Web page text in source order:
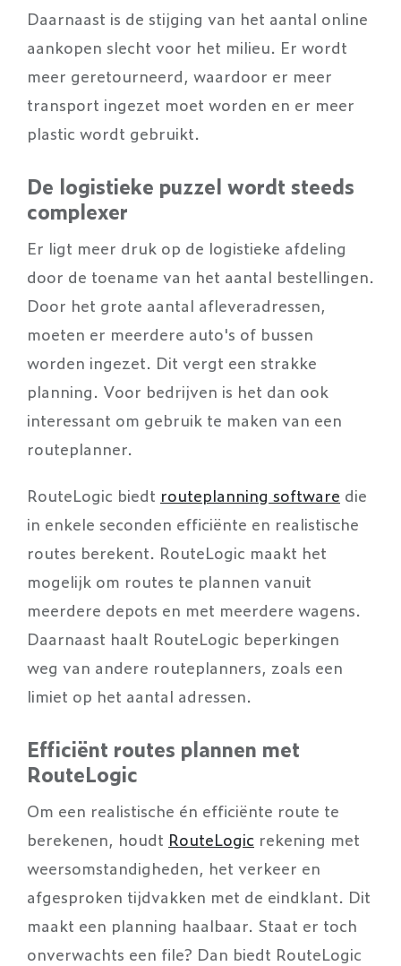
Daarnaast is de stijging van het aantal online
aankopen slecht voor het milieu. Er wordt
meer geretourneerd, waardoor er meer
transport ingezet moet worden en er meer
plastic wordt gebruikt.
De logistieke puzzel wordt steeds
complexer
Er ligt meer druk op de logistieke afdeling
door de toename van het aantal bestellingen.
Door het grote aantal afleveradressen,
moeten er meerdere auto's of bussen
worden ingezet. Dit vergt een strakke
planning. Voor bedrijven is het dan ook
interessant om gebruik te maken van een
routeplanner.
RouteLogic biedt routeplanning software die
in enkele seconden efficiënte en realistische
routes berekent. RouteLogic maakt het
mogelijk om routes te plannen vanuit
meerdere depots en met meerdere wagens.
Daarnaast haalt RouteLogic beperkingen
weg van andere routeplanners, zoals een
limiet op het aantal adressen.
Efficiënt routes plannen met
RouteLogic
Om een realistische én efficiënte route te
berekenen, houdt RouteLogic rekening met
weersomstandigheden, het verkeer en
afgesproken tijdvakken met de eindklant. Dit
maakt een planning haalbaar. Staat er toch
onverwachts een file? Dan biedt RouteLogic